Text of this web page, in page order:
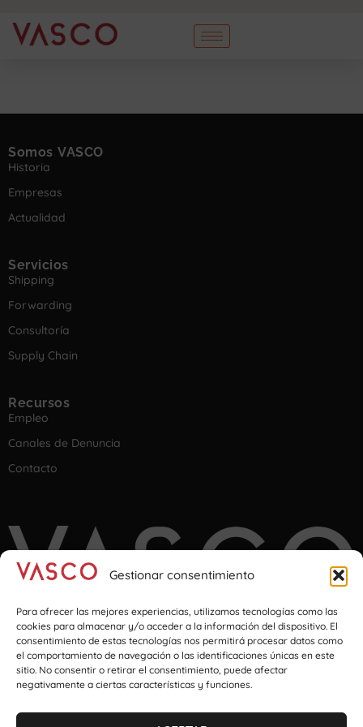
Gestionar consentimiento
Para ofrecer las mejores experiencias, utilizamos tecnologías como las
cookies para almacenar y/o acceder a la información del dispositivo. El
consentimiento de estas tecnologías nos permitirá procesar datos como
el comportamiento de navegación o las identificaciones únicas en este
sitio. No consentir o retirar el consentimiento, puede afectar
negativamente a ciertas características y funciones.
Somos VASCO
Historia
Empresas
Actualidad
Servicios
Shipping
Forwarding
Consultoría
Supply Chain
Recursos
Empleo
Canales de Denuncia
Contacto
Imagination at transport & logistics
Iparragirre Etorbidea 59 | 48980 Bizkaia